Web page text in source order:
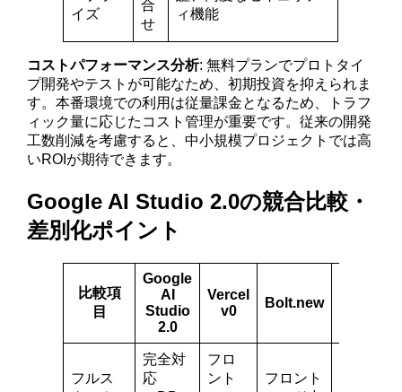
イズ
合
せ
ィ機能
コストパフォーマンス分析: 無料プランでプロトタイ
プ開発やテストが可能なため、初期投資を抑えられま
す。本番環境での利用は従量課金となるため、トラフ
ィック量に応じたコスト管理が重要です。従来の開発
工数削減を考慮すると、中小規模プロジェクトでは高
いROIが期待できます。
Google AI Studio 2.0の競合比較・
差別化ポイント
比較項
目
Google
AI
Studio
2.0
Vercel
v0
Bolt.new
フルス
完全対
応
フロ
ント
フロント